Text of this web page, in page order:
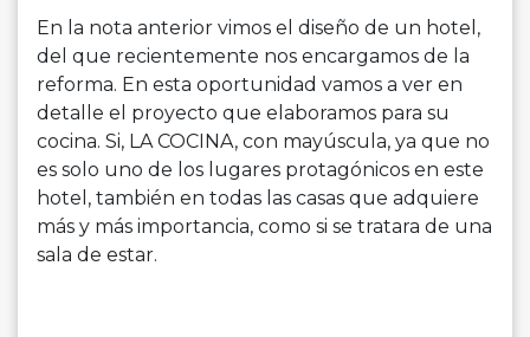
En la nota anterior vimos el diseño de un hotel,
del que recientemente nos encargamos de la
reforma. En esta oportunidad vamos a ver en
detalle el proyecto que elaboramos para su
cocina. Si, LA COCINA, con mayúscula, ya que no
es solo uno de los lugares protagónicos en este
hotel, también en todas las casas que adquiere
más y más importancia, como si se tratara de una
sala de estar.